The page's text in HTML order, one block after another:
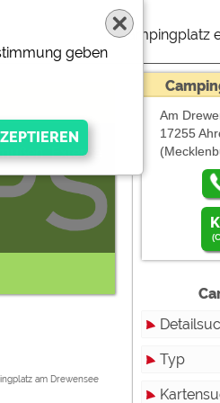
Campingplatz
"Externe
am Drewensee
Am
17255
Typ
geben